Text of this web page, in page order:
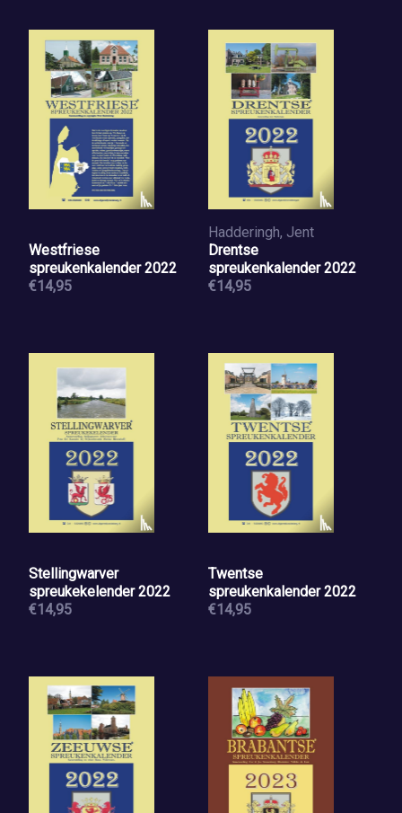
Westfriese
spreukenkalender 2022
€14,95
Hadderingh, Jent
Drentse
spreukenkalender 2022
€14,95
Stellingwarver
spreukekelender 2022
€14,95
Twentse
spreukenkalender 2022
€14,95